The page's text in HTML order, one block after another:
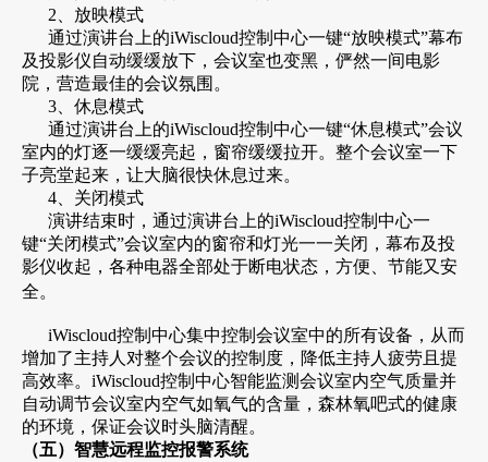
2、放映模式
通过演讲台上的iWiscloud控制中心一键“放映模式”幕布
及投影仪自动缓缓放下，会议室也变黑，俨然一间电影
院，营造最佳的会议氛围。
3、休息模式
通过演讲台上的iWiscloud控制中心一键“休息模式”会议
室内的灯逐一缓缓亮起，窗帘缓缓拉开。整个会议室一下
子亮堂起来，让大脑很快休息过来。
4、关闭模式
演讲结束时，通过演讲台上的iWiscloud控制中心一
键“关闭模式”会议室内的窗帘和灯光一一关闭，幕布及投
影仪收起，各种电器全部处于断电状态，方便、节能又安
全。
iWiscloud控制中心集中控制会议室中的所有设备，从而
增加了主持人对整个会议的控制度，降低主持人疲劳且提
高效率。iWiscloud控制中心智能监测会议室内空气质量并
自动调节会议室内空气如氧气的含量，森林氧吧式的健康
的环境，保证会议时头脑清醒。
（五）智慧远程监控报警系统